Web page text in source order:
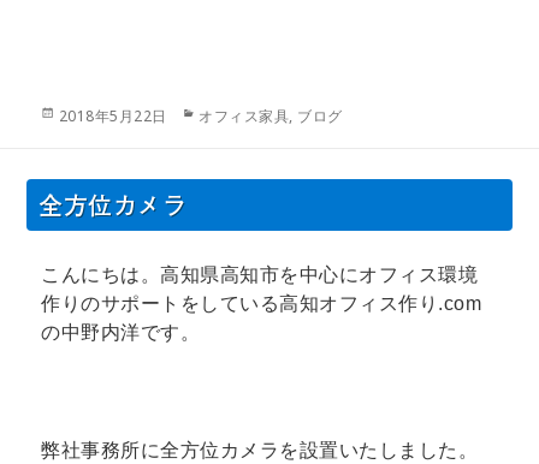
投
2018年5月22日
カ
リ
オフィス家具, ブログ
全方位カメラ
こんにちは。高知県高知市を中心にオフィス環境
作りのサポートをしている高知オフィス作り.com
の中野内洋です。
弊社事務所に全方位カメラを設置いたしました。